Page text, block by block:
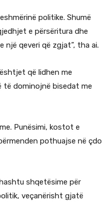
politike. Shumë
e përsëritura dhe
një qeveri që zgjat”, tha ai.
që lidhen me
të dominojnë bisedat me
Punësimi, kostot e
pothuajse në çdo
shqetësime për
veçanërisht gjatë